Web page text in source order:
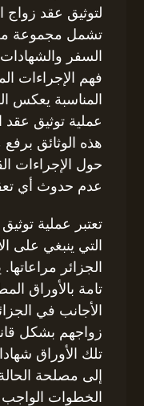
لتوثيق عقد زواج
تشمل مجموعة من
السفر والشهادات
فهم الإجراءات
المناسبة يعكس
عملية توثيق
هذه الوثائق
حول الإجراءات
عدم حدوث أي
تعتبر عملية
التي ينبغي على
الجزائر
تامة بالأوراق
الأجانب في
زواجهم بشكل
تلك الأوراق
إلى مصلحة
الخطوات الواجب